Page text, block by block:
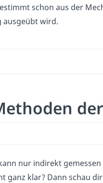
schon aus der
ausgeübt wird.
nur indirekt
ganz klar? Dann schau